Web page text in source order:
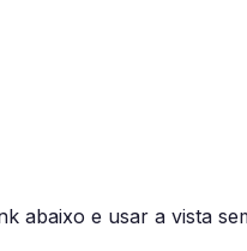
abaixo e usar a vista